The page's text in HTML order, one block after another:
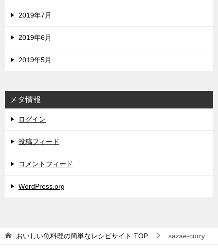
2019年7月
2019年6月
2019年5月
メタ情報
ログイン
投稿フィード
コメントフィード
WordPress.org
おいしい魚料理の簡単なレシピサイト TOP sazae-curry